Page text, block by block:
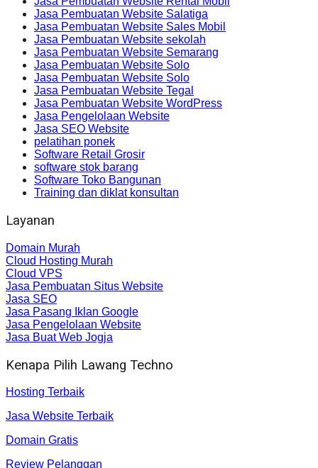
Jasa Pembuatan Website Salatiga
Jasa Pembuatan Website Sales Mobil
Jasa Pembuatan Website sekolah
Jasa Pembuatan Website Semarang
Jasa Pembuatan Website Solo
Jasa Pembuatan Website Solo
Jasa Pembuatan Website Tegal
Jasa Pembuatan Website WordPress
Jasa Pengelolaan Website
Jasa SEO Website
pelatihan ponek
Software Retail Grosir
software stok barang
Software Toko Bangunan
Training dan diklat konsultan
Layanan
Domain Murah
Cloud Hosting Murah
Cloud VPS
Jasa Pembuatan Situs Website
Jasa SEO
Jasa Pasang Iklan Google
Jasa Pengelolaan Website
Jasa Buat Web Jogja
Kenapa Pilih Lawang Techno
Hosting Terbaik
Jasa Website Terbaik
Domain Gratis
Review Pelanggan